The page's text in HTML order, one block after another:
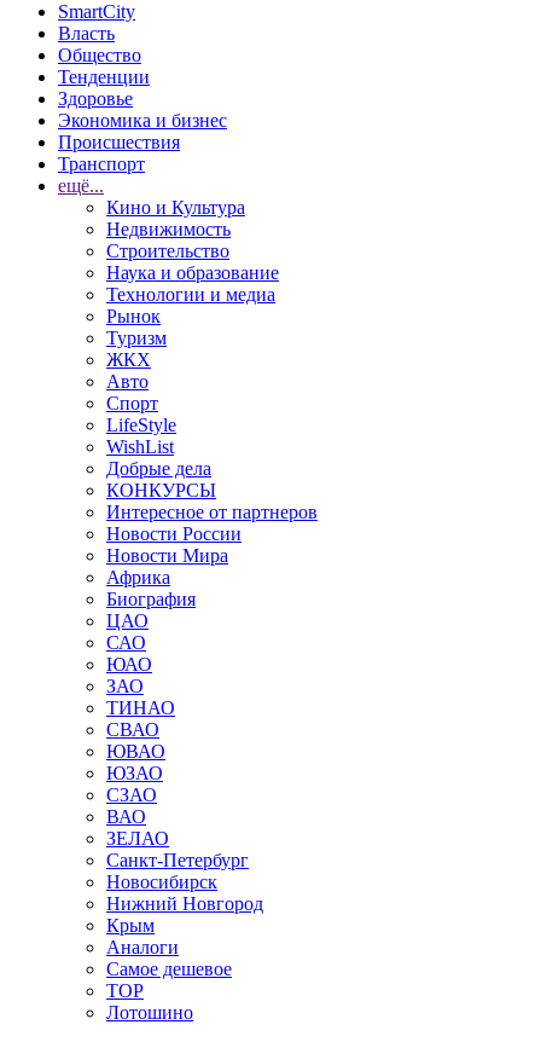
SmartCity
Власть
Общество
Тенденции
Здоровье
Экономика и бизнес
Происшествия
Транспорт
ещё...
Кино и Культура
Недвижимость
Строительство
Наука и образование
Технологии и медиа
Рынок
Туризм
ЖКХ
Авто
Спорт
LifeStyle
WishList
Добрые дела
КОНКУРСЫ
Интересное от партнеров
Новости России
Новости Мира
Африка
Биография
ЦАО
САО
ЮАО
ЗАО
ТИНАО
СВАО
ЮВАО
ЮЗАО
СЗАО
ВАО
ЗЕЛАО
Санкт-Петербург
Новосибирск
Нижний Новгород
Крым
Аналоги
Самое дешевое
TOP
Лотошино